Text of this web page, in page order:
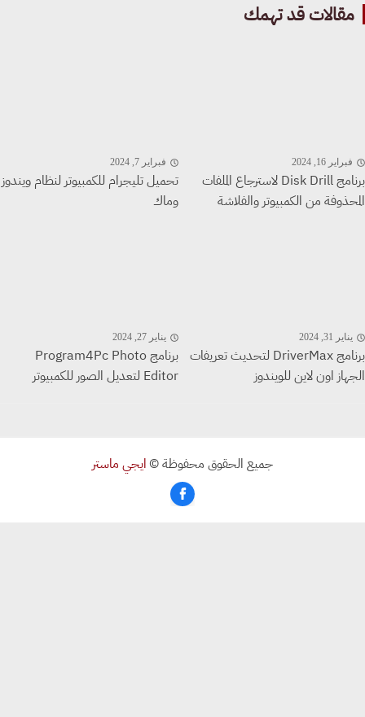
قد تهمك
16, 2024
برنامج Disk Drill لاسترجاع الملفات
من الكمبيوتر والفلاشة
فبراير 7, 2024
تحميل تليجرام للكمبيوتر لنظام ويندوز
وماك
31, 2024
برنامج DriverMax لتحديث تعريفات
اون لاين للويندوز
يناير 27, 2024
برنامج Program4Pc Photo
Editor لتعديل الصور للكمبيوتر
جميع الحقوق محفوظة © ايجي ماستر